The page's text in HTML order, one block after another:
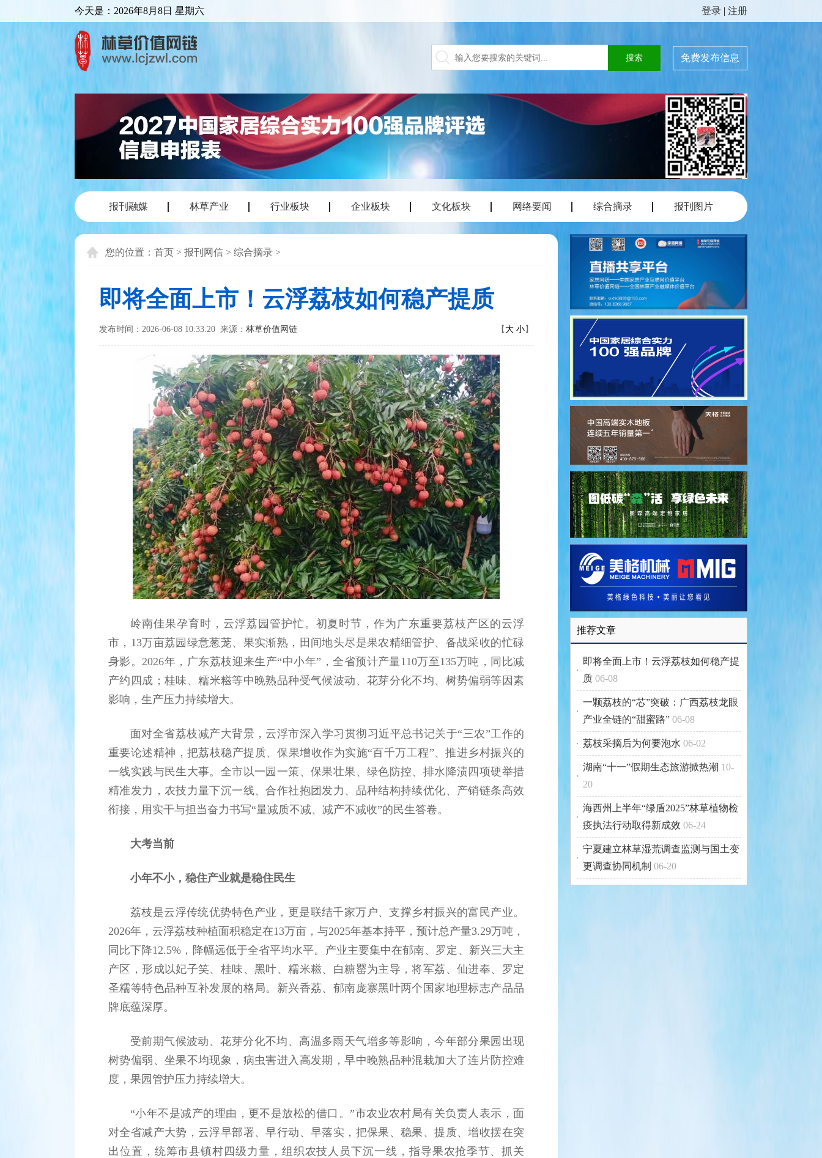
今天是： 2026年8月8日 星期六 登录 | 注册
免费发布信息
报刊融媒 林草产业 行业板块 企业板块 文化板块 网络要闻 综合摘录 报刊图片
您的位置： 首页 > 报刊网信 > 综合摘录 >
即将全面上市！云浮荔枝如何稳产提质
发布时间：2026-06-08 10:33:20 来源： 林草价值网链 【 大 小】
岭南佳果孕育时，云浮荔园管护忙。初夏时节，作为广东重要荔枝产区的云浮
市，13万亩荔园绿意葱茏、果实渐熟，田间地头尽是果农精细管护、备战采收的忙碌
身影。2026年，广东荔枝迎来生产“中小年”，全省预计产量110万至135万吨，同比减
产约四成；桂味、糯米糍等中晚熟品种受气候波动、花芽分化不均、树势偏弱等因素
影响，生产压力持续增大。
面对全省荔枝减产大背景，云浮市深入学习贯彻习近平总书记关于“三农”工作的
重要论述精神，把荔枝稳产提质、保果增收作为实施“百千万工程”、推进乡村振兴的
一线实践与民生大事。全市以一园一策、保果壮果、绿色防控、排水降渍四项硬举措
精准发力，农技力量下沉一线、合作社抱团发力、品种结构持续优化、产销链条高效
衔接，用实干与担当奋力书写“量减质不减、减产不减收”的民生答卷。
大考当前
小年不小，稳住产业就是稳住民生
荔枝是云浮传统优势特色产业，更是联结千家万户、支撑乡村振兴的富民产业。
2026年，云浮荔枝种植面积稳定在13万亩，与2025年基本持平，预计总产量3.29万吨，
同比下降12.5%，降幅远低于全省平均水平。产业主要集中在郁南、罗定、新兴三大主
产区，形成以妃子笑、桂味、黑叶、糯米糍、白糖罂为主导，将军荔、仙进奉、罗定
圣糯等特色品种互补发展的格局。新兴香荔、郁南庞寨黑叶两个国家地理标志产品品
牌底蕴深厚。
受前期气候波动、花芽分化不均、高温多雨天气增多等影响，今年部分果园出现
树势偏弱、坐果不均现象，病虫害进入高发期，早中晚熟品种混栽加大了连片防控难
度，果园管护压力持续增大。
“小年不是减产的理由，更不是放松的借口。”市农业农村局有关负责人表示，面
对全省减产大势，云浮早部署、早行动、早落实，把保果、稳果、提质、增收摆在突
出位置，统筹市县镇村四级力量，组织农技人员下沉一线，指导果农抢季节、抓关
推荐文章
即将全面上市！云浮荔枝如何稳产提
质 06-08
一颗荔枝的“芯”突破：广西荔枝龙眼
产业全链的“甜蜜路” 06-08
荔枝采摘后为何要泡水 06-02
湖南“十一”假期生态旅游掀热潮 10-
20
海西州上半年“绿盾2025”林草植物检
疫执法行动取得新成效 06-24
宁夏建立林草湿荒调查监测与国土变
更调查协同机制 06-20